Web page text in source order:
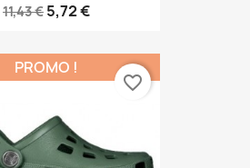
11,43 € 5,72 €
PROMO !
favorite_border